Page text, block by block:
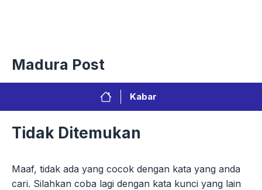
Madura Post
Kabar
Tidak Ditemukan
Maaf, tidak ada yang cocok dengan kata yang anda
cari. Silahkan coba lagi dengan kata kunci yang lain